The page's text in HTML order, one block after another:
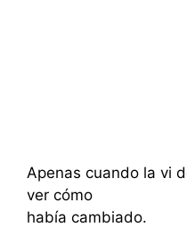
Apenas cuando la vi
ver cómo
había cambiado.